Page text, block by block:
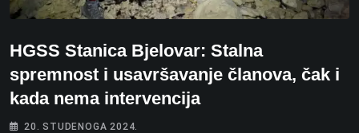
HGSS Stanica Bjelovar: Stalna
spremnost i usavršavanje članova, čak i
kada nema intervencija
20. STUDENOGA 2024.